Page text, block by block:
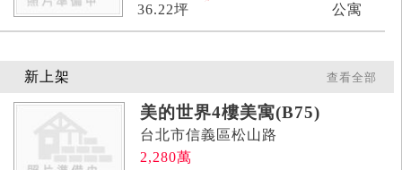
36.22坪 公寓
新上架 查看全部
美的世界4樓美寓(B75)
台北市信義區松山路
2,280萬